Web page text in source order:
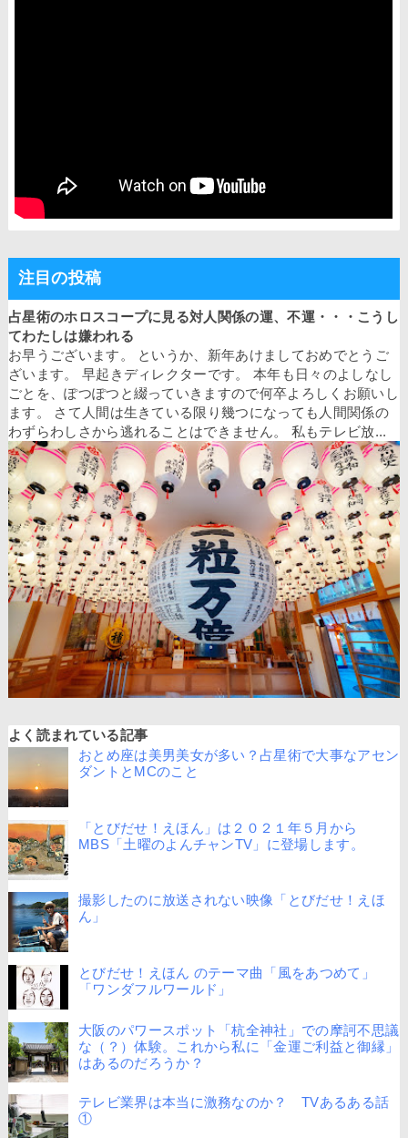
注目の投稿
占星術のホロスコープに見る対人関係の運、不運・・・こうし
てわたしは嫌われる
お早うございます。 というか、新年あけましておめでとうご
ざいます。 早起きディレクターです。 本年も日々のよしなし
ごとを、ぽつぽつと綴っていきますので何卒よろしくお願いし
ます。 さて人間は生きている限り幾つになっても人間関係の
わずらわしさから逃れることはできません。 私もテレビ放...
よく読まれている記事
おとめ座は美男美女が多い？占星術で大事なアセン
ダントとMCのこと
「とびだせ！えほん」は２０２１年５月から
MBS「土曜のよんチャンTV」に登場します。
撮影したのに放送されない映像「とびだせ！えほ
ん」
とびだせ！えほん のテーマ曲「風をあつめて」
「ワンダフルワールド」
大阪のパワースポット「杭全神社」での摩訶不思議
な（？）体験。これから私に「金運ご利益と御縁」
はあるのだろうか？
テレビ業界は本当に激務なのか？ TVあるある話
①